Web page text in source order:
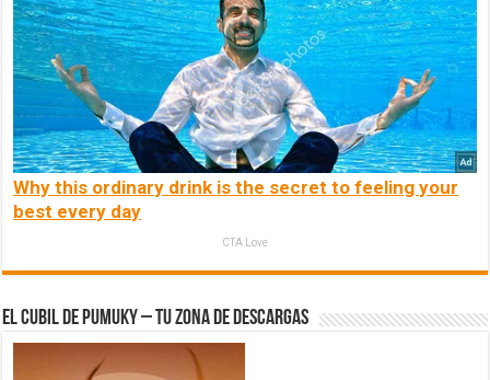
Why this ordinary drink is the secret to feeling your
best every day
CTA Love
El Cubil de Pumuky – Tu zona de Descargas